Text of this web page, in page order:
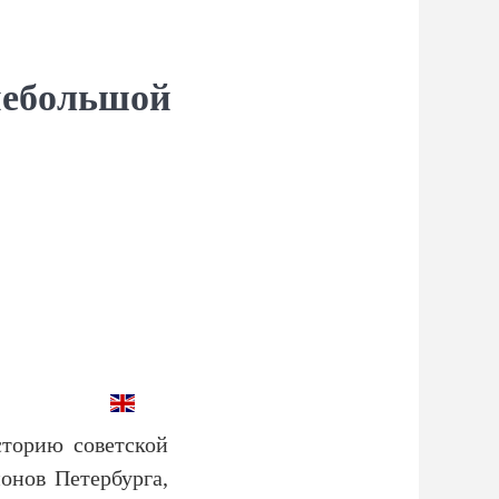
советской
Петербурга,